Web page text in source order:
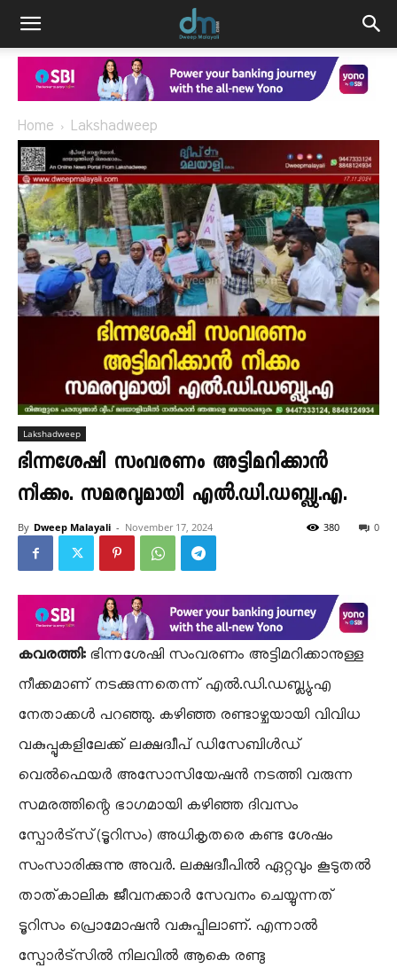
Home Lakshadweep
Lakshadweep
ഭിന്നശേഷി സംവരണം അട്ടിമറിക്കാൻ
നീക്കം. സമരവുമായി എൽ.ഡി.ഡബ്ല്യു.എ.
By Dweep Malayali - November 17, 2024 0
380
കവരത്തി:ഭിന്നശേഷി സംവരണം അട്ടിമറിക്കാനുള്ള
നീക്കമാണ് നടക്കുന്നതെന്ന് എൽ.ഡി.ഡബ്ല്യു.എ
നേതാക്കൾ പറഞ്ഞു. കഴിഞ്ഞ രണ്ടാഴ്ചയായി വിവിധ
വകുപ്പുകളിലേക്ക് ലക്ഷദ്വീപ് ഡിസേബിൾഡ്
വെൽഫെയർ അസോസിയേഷൻ നടത്തി വരുന്ന
സമരത്തിന്റെ ഭാഗമായി കഴിഞ്ഞ ദിവസം
സ്പോർട്സ്(ടൂറിസം) അധികൃതരെ കണ്ട ശേഷം
സംസാരിക്കുന്നു അവർ. ലക്ഷദ്വീപിൽ ഏറ്റവും കൂടുതൽ
താത്കാലിക ജീവനക്കാർ സേവനം ചെയ്യുന്നത്
ടൂറിസം പ്രൊമോഷൻ വകുപ്പിലാണ്. എന്നാൽ
സ്പോർട്സിൽ നിലവിൽ ആകെ രണ്ടു